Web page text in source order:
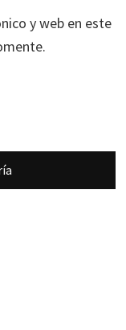
y web en este